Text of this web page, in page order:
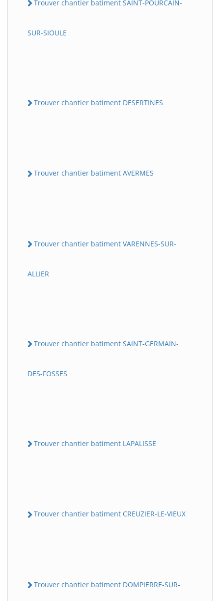
Trouver chantier batiment SAINT-POURCAIN-
SUR-SIOULE
Trouver chantier batiment DESERTINES
Trouver chantier batiment AVERMES
Trouver chantier batiment VARENNES-SUR-
ALLIER
Trouver chantier batiment SAINT-GERMAIN-
DES-FOSSES
Trouver chantier batiment LAPALISSE
Trouver chantier batiment CREUZIER-LE-VIEUX
Trouver chantier batiment DOMPIERRE-SUR-